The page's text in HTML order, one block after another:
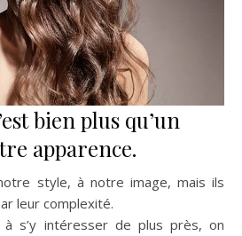
bien plus qu’un
apparence.
style, à notre image, mais ils
leur complexité.
à s’y intéresser de plus près, on